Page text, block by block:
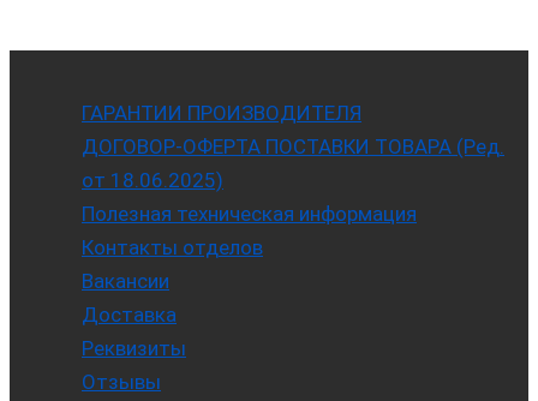
ГАРАНТИИ ПРОИЗВОДИТЕЛЯ
ДОГОВОР-ОФЕРТА ПОСТАВКИ ТОВАРА (Ред.
от 18.06.2025)
Полезная техническая информация
Контакты отделов
Вакансии
Доставка
Реквизиты
Отзывы